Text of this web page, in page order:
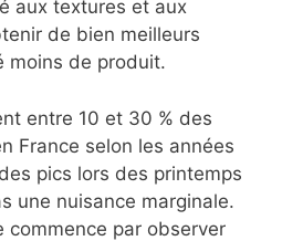
aux textures et aux
de bien meilleurs
moins de produit.
entre 10 et 30 % des
France selon les années
pics lors des printemps
une nuisance marginale.
commence par observer